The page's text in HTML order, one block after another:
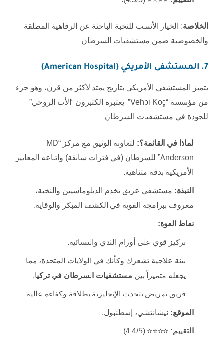
الخلاصة: الخيار الأنسب للنخبة الباحثة عن الرفاهية المطلقة
والخصوصية ضمن مستشفيات السرطان
7. المستشفى الأمريكي (American Hospital)
يتميز المستشفى الأمريكي بتاريخ يمتد لأكثر من قرن، وهو جزء
من مؤسسة “Vehbi Koç”. يعتبره الكثيرون “الأب الروحي”
للجودة في مستشفيات السرطان
لماذا في القائمة؟:
لتعاونه الوثيق مع مركز “MD
Anderson” للسرطان (في فترات سابقة) واتباعه المعايير
الأمريكية بدقة متناهية.
النبذة: مستشفى عريق يخدم الدبلوماسيين والنخبة،
معروف ببرامجه القوية في الكشف المبكر والوقاية.
نقاط القوة:
تركيز قوي على أورام الثدي والنسائية.
بيئة علاجية تشعرك وكأنك في الولايات المتحدة، مما
يجعله متميزاً بين مستشفيات السرطان في تركيا.
فريق تمريض يتحدث الإنجليزية بطلاقة وكفاءة عالية.
الموقع: نيشانتشي، إسطنبول.
التقييم: ⭐⭐⭐⭐ (4.4/5).